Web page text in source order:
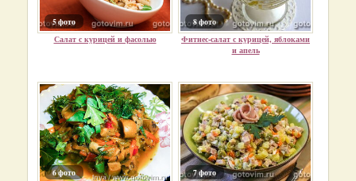
5 фото
Салат с курицей и фасолью
8 фото
Фитнес-салат с курицей, яблоками
и апель
6 фото
7 фото